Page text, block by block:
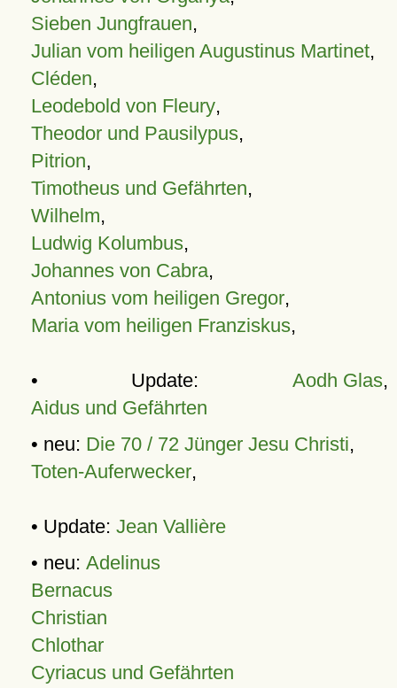
Sieben Jungfrauen,
Julian vom heiligen Augustinus Martinet,
Cléden,
Leodebold von Fleury,
Theodor und Pausilypus,
Pitrion,
Timotheus und Gefährten,
Wilhelm,
Ludwig Kolumbus,
Johannes von Cabra,
Antonius vom heiligen Gregor,
Maria vom heiligen Franziskus,
• Update: Aodh Glas,
Aidus und Gefährten
• neu: Die 70 / 72 Jünger Jesu Christi,
Toten-Auferwecker,
• Update: Jean Vallière
• neu: Adelinus
Bernacus
Christian
Chlothar
Cyriacus und Gefährten